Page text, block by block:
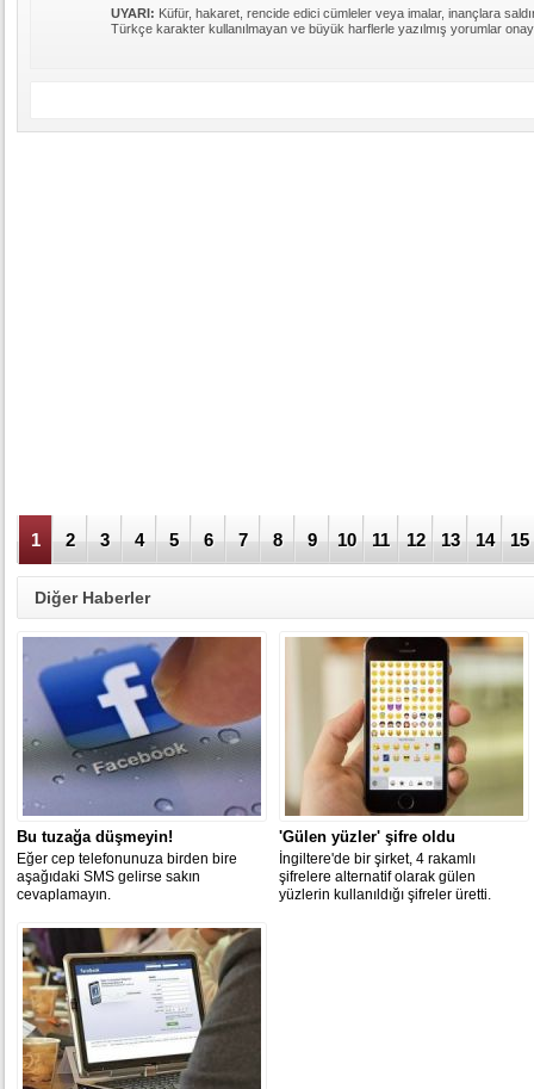
UYARI: Küfür, hakaret, rencide edici cümleler veya imalar, inançlara
Türkçe karakter kullanılmayan ve büyük harflerle yazılmış yorumlar
1 2 3 4 5 6 7 8 9 10 11 12 13 14 15
Diğer Haberler
Bu tuzağa düşmeyin!
Eğer cep telefonunuza birden bire
aşağıdaki SMS gelirse sakın
cevaplamayın.
'Gülen yüzler' şifre oldu
İngiltere'de bir şirket, 4 rakamlı
şifrelere alternatif olarak gülen
yüzlerin kullanıldığı şifreler üretti.